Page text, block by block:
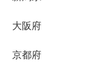
大阪府
京都府